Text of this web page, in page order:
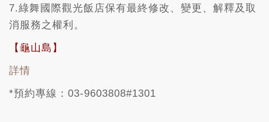
7.綠舞國際觀光飯店保有最終修改、變更、解釋及取
消服務之權利。
【龜山島】
詳情
*預約專線：03-9603808#1301